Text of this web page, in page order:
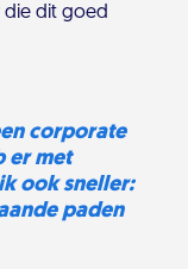
die dit goed
corporate
er met
ook sneller:
paden